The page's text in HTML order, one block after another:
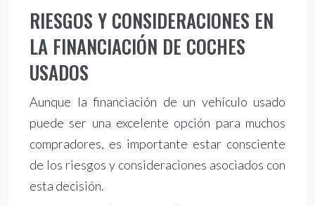
RIESGOS Y CONSIDERACIONES EN
LA FINANCIACIÓN DE COCHES
USADOS
Aunque la financiación de un vehículo usado
puede ser una excelente opción para muchos
compradores, es importante estar consciente
de los riesgos y consideraciones asociados con
esta decisión.